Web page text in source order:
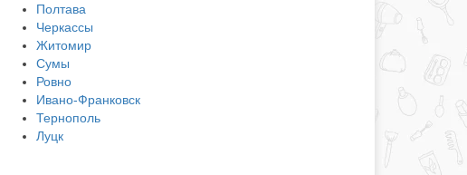
Полтава
Черкассы
Житомир
Сумы
Ровно
Ивано-Франковск
Тернополь
Луцк